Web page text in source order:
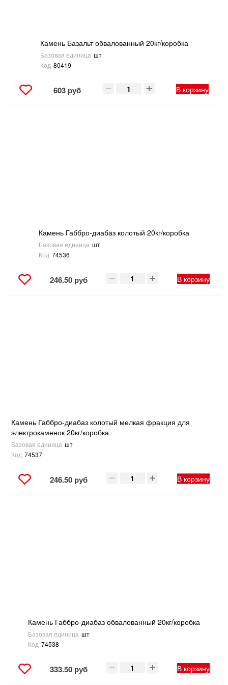
ЭЛЕКТРОИНСТРУМЕНТЫ, БЕНЗОИНСТРУМЕНТЫ
ЭЛЕКТРОМОНТАЖНЫЕ ТОВАРЫ, СВЕТОТЕХНИКА
Камень Базальт обвалованный 20кг/коробка
Базовая единица шт
Код 80419
603 руб В корзину
Камень Габбро-диабаз колотый 20кг/коробка
Базовая единица шт
Код 74536
246.50 руб В корзину
Камень Габбро-диабаз колотый мелкая фракция для
электрокаменок 20кг/коробка
Базовая единица шт
Код 74537
246.50 руб В корзину
Камень Габбро-диабаз обвалованный 20кг/коробка
Базовая единица шт
Код 74538
333.50 руб В корзину